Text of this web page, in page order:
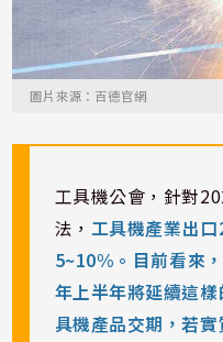
圖片來源：百德官網
工具機公會，針對
法， 工具機產業出
5~10%。目前看來
年上半年將延續這
具機產品交期，若